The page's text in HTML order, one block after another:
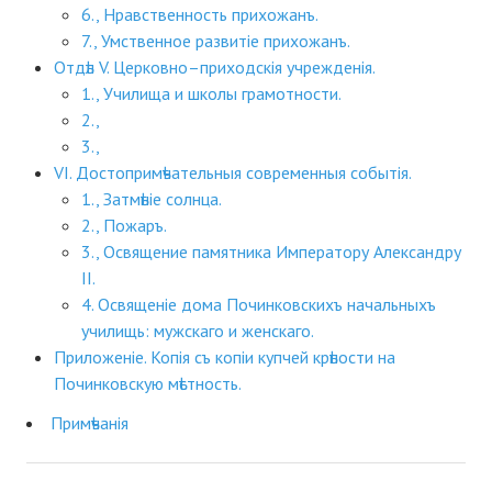
6., Нравственность прихожанъ.
7., Умственное развитіе прихожанъ.
Отдѣл V. Церковно–приходскія учрежденія.
1., Училища и школы грамотности.
2.,
3.,
VІ. Достопримѣчательныя современныя событія.
1., Затмѣніе солнца.
2., Пожаръ.
3., Освящение памятника Императору Александру
ІІ.
4. Освященіе дома Починковскихъ начальныхъ
училищь: мужскаго и женскаго.
Приложеніе. Копія съ копіи купчей крѣпости на
Починковскую мѣстность.
Примѣчанія